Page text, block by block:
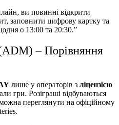
ви повинні відкрити
заповнити цифрову картку та
о 13:00 та 20:30.”
– Порівняння
лише у операторів з ліцензією
гри. Розіграші відбуваються
можна переглянути на офіційному